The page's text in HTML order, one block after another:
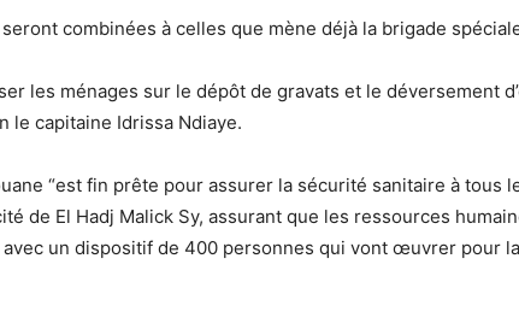
combinées à celles que mène déjà la brigade
les ménages sur le dépôt de gravats et le déversement
le capitaine Idrissa Ndiaye.
“est fin prête pour assurer la sécurité sanitaire à tous
de El Hadj Malick Sy, assurant que les ressources
avec un dispositif de 400 personnes qui vont œuvrer pour